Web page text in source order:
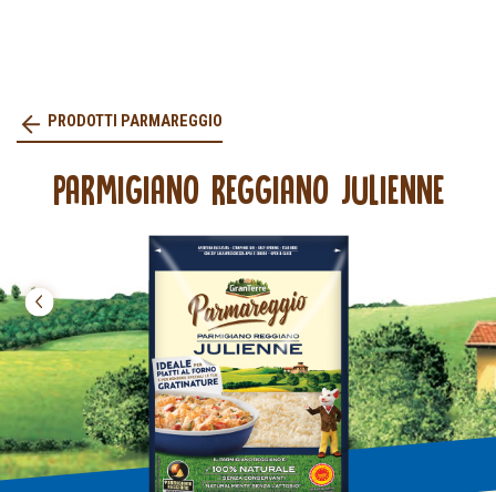
PRODOTTI PARMAREGGIO
PARMIGIANO REGGIANO JULIENNE
prev